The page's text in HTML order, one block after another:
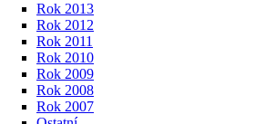
Rok 2013
Rok 2012
Rok 2011
Rok 2010
Rok 2009
Rok 2008
Rok 2007